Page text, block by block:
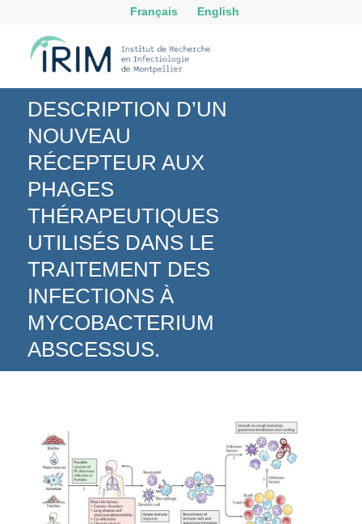
Français English
DESCRIPTION D’UN
NOUVEAU
RÉCEPTEUR AUX
PHAGES
THÉRAPEUTIQUES
UTILISÉS DANS LE
TRAITEMENT DES
INFECTIONS À
MYCOBACTERIUM
ABSCESSUS.